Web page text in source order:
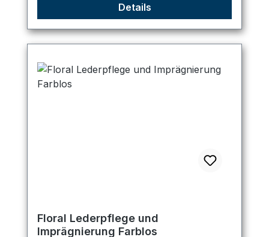
Details
Floral Lederpflege und
Imprägnierung Farblos